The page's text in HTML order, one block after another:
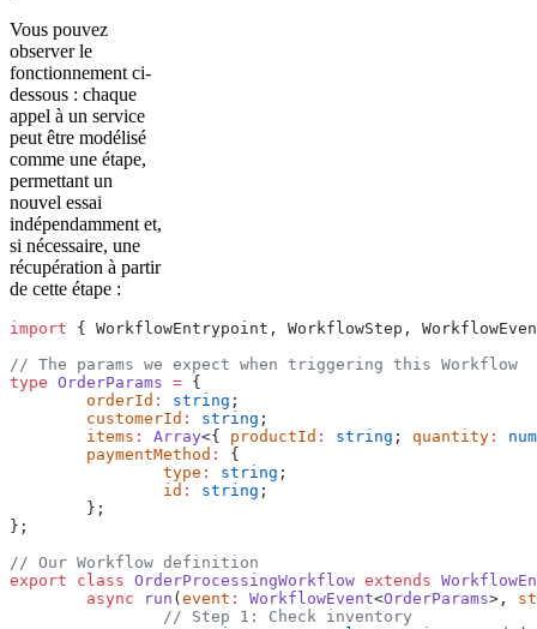
Vous pouvez
observer le
fonctionnement ci-
dessous : chaque
appel à un service
peut être modélisé
comme une étape,
permettant un
nouvel essai
indépendamment et,
si nécessaire, une
récupération à partir
de cette étape :
import { WorkflowEntrypoint, WorkflowStep,
// The params we expect when triggering this Workflow
type OrderParams = {
	orderId
: string ;
	customerId
: string ;
	items
: Array<{ productId : string ; quantity :
	paymentMethod
:
{
		type
: string ;
		id
: string ;
	};
};
// Our Workflow definition
export class OrderProcessingWorkflow extends
	async
run ( event : WorkflowEvent<OrderParams>,
		// Step 1: Check inventory